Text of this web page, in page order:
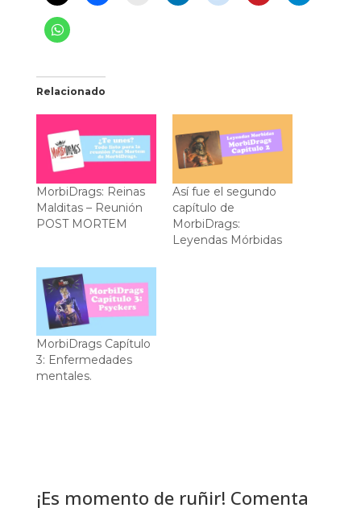
Relacionado
MorbiDrags: Reinas
Malditas – Reunión
POST MORTEM
Así fue el segundo
capítulo de
MorbiDrags:
Leyendas Mórbidas
MorbiDrags Capítulo
3: Enfermedades
mentales.
¡Es momento de ruñir! Comenta